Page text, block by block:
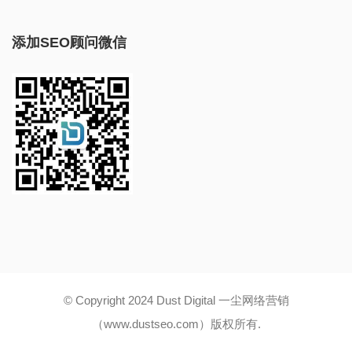
添加SEO顾问微信
© Copyright 2024 Dust Digital 一尘网络营销
（www.dustseo.com）版权所有.